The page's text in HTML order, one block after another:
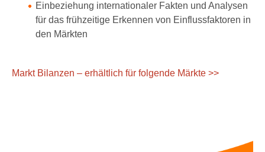
Einbeziehung internationaler Fakten und Analysen
für das frühzeitige Erkennen von Einflussfaktoren in
den Märkten
Markt Bilanzen – erhältlich für folgende Märkte >>